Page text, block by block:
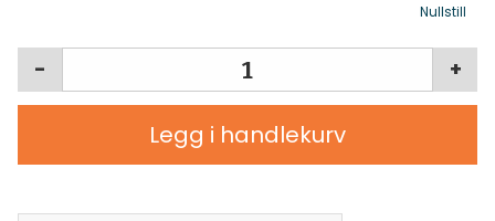
Nullstill
+
-
Legg i handlekurv